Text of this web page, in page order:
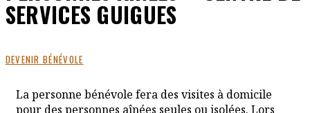
SERVICES GUIGUES
La personne bénévole fera des visites à domicile
pour des personnes aînées seules ou isolées. Lors
DEVENIR BÉNÉVOLE